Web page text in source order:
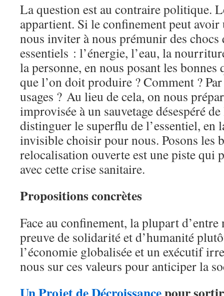
La question est au contraire politique.
appartient. Si le confinement peut
nous inviter à nous prémunir des chocs
essentiels : l’énergie, l’eau, la
la personne, en nous posant les bonnes
que l’on doit produire ? Comment ?
usages ? Au lieu de cela, on nous
improvisée à un sauvetage désespéré
distinguer le superflu de l’essentiel, en
invisible choisir pour nous. Posons les
relocalisation ouverte est une piste qui
avec cette crise sanitaire.
Propositions concrètes
Face au confinement, la plupart
preuve de solidarité et d’humanité
l’économie globalisée et un exécutif
nous sur ces valeurs pour anticiper la